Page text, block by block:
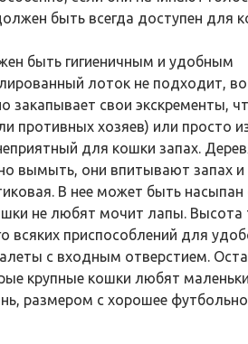
быть всегда доступен для
быть гигиеничным и удобным
лоток не подходит,
закапывает свои экскременты,
противных хозяев) или
для кошки запах.
вымыть, они впитывают запах и
В нее может быть
не любят мочит лапы.
всяких приспособлений для
с входным отверстием.
крупные кошки любят
размером с хорошее